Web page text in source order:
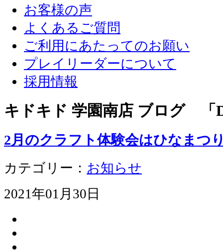
お客様の声
よくあるご質問
ご利用にあたってのお願い
プレイリーダーについて
採用情報
キドキド 学園南店 ブログ 「
2月のクラフト体験会はひなまつ
カテゴリー： お知らせ
2021年01月30日